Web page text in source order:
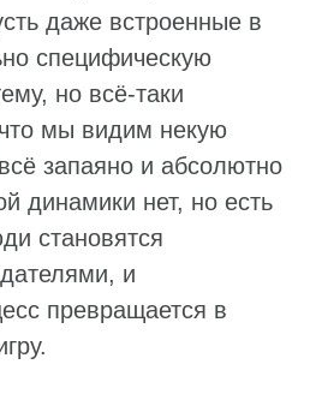
даже встроенные в
специфическую
но всё-таки
мы видим некую
запаяно и абсолютно
динамики нет, но есть
становятся
и
превращается в